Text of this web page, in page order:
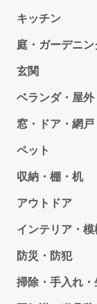
キッチン
庭・ガーデニン
玄関
ベランダ・屋
窓・ドア・網
ペット
収納・棚・机
アウトドア
インテリア・模
防災・防犯
掃除・手入れ